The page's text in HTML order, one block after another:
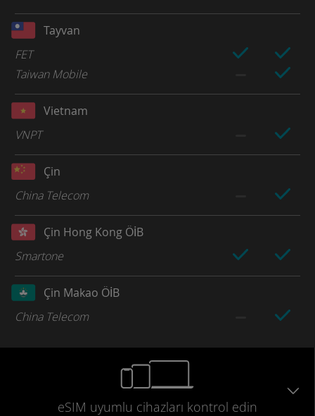
Tayvan
FET
Taiwan Mobile
Vietnam
VNPT
Çin
China Telecom
Çin Hong Kong ÖİB
Smartone
Çin Makao ÖİB
China Telecom
eSIM uyumlu cihazları kontrol edin